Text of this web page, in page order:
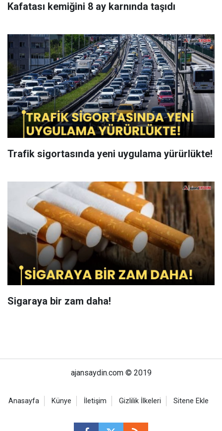
Kafatası kemiğini 8 ay karnında taşıdı
Trafik sigortasında yeni uygulama yürürlükte!
Sigaraya bir zam daha!
ajansaydin.com © 2019
Anasayfa Künye İletişim Gizlilik İlkeleri Sitene Ekle